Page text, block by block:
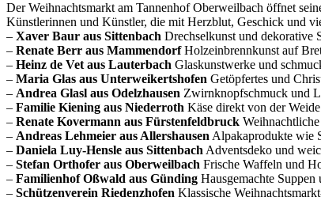
Der Weihnachtsmarkt am Tannenhof Oberweilbach öffnet
Künstlerinnen und Künstler, die mit Herzblut, Geschick und
– Xaver Baur aus Sittenbach Drechselkunst und dekorative
– Renate Berr aus MammendorfHolzeinbrennkunst auf
– Heinz de Vet aus Lauterbach Glaskunstwerke und
– Maria Glas aus Unterweikertshofen Getöpfertes und
– Andrea Glasl aus Odelzhausen Zwirnknopfschmuck und
– Familie Kiening aus Niederroth Käse direkt von der
– Renate Kovermann aus Fürstenfeldbruck
– Andreas Lehmeier aus AllershausenAlpakaprodukte wie
– Daniela Luy-Hensle aus SittenbachAdventsdeko und
– Stefan Orthofer aus Oberweilbach Frische Waffeln und
– Familienhof Oßwald aus Günding Hausgemachte
– Schützenverein Riedenzhofen Klassische